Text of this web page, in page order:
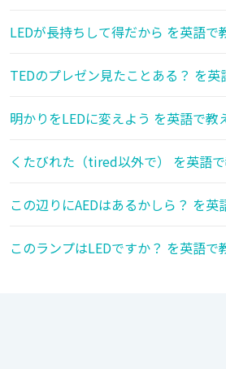
LEDが長持ちして得だから を英語で
TEDのプレゼン見たことある？ を英
明かりをLEDに変えよう を英語で教
くたびれた（tired以外で） を英語
この辺りにAEDはあるかしら？ を英
このランプはLEDですか？ を英語で